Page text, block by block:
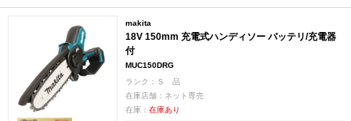
makita
18V 150mm 充電式ハンディソー バッテリ/充電器
付
MUC150DRG
ランク：Ｓ 品
在庫店舗：ネット専売
在庫： 在庫あり